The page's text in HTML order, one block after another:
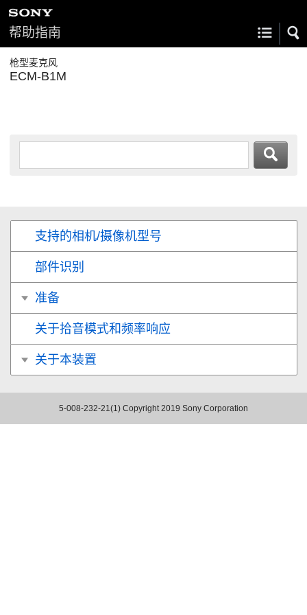
帮助指南
枪型麦克风
ECM-B1M
支持的相机/摄像机型号
部件识别
准备
关于拾音模式和频率响应
关于本装置
5-008-232-21(1) Copyright 2019 Sony Corporation